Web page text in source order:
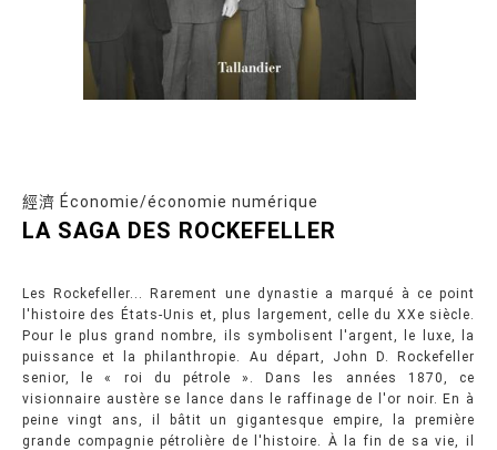
經濟 Économie/économie numérique
LA SAGA DES ROCKEFELLER
Les Rockefeller... Rarement une dynastie a marqué à ce point
l'histoire des États-Unis et, plus largement, celle du XXe siècle.
Pour le plus grand nombre, ils symbolisent l'argent, le luxe, la
puissance et la philanthropie. Au départ, John D. Rockefeller
senior, le « roi du pétrole ». Dans les années 1870, ce
visionnaire austère se lance dans le raffinage de l'or noir. En à
peine vingt ans, il bâtit un gigantesque empire, la première
grande compagnie pétrolière de l'histoire. À la fin de sa vie, il